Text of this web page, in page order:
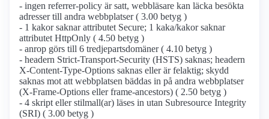
- ingen referrer-policy är satt, webbläsare kan läcka besökta
adresser till andra webbplatser ( 3.00 betyg )
- 1 kakor saknar attributet Secure; 1 kaka/kakor saknar
attributet HttpOnly ( 4.50 betyg )
- anrop görs till 6 tredjepartsdomäner ( 4.10 betyg )
- headern Strict-Transport-Security (HSTS) saknas; headern
X-Content-Type-Options saknas eller är felaktig; skydd
saknas mot att webbplatsen bäddas in på andra webbplatser
(X-Frame-Options eller frame-ancestors) ( 2.50 betyg )
- 4 skript eller stilmall(ar) läses in utan Subresource Integrity
(SRI) ( 3.00 betyg )